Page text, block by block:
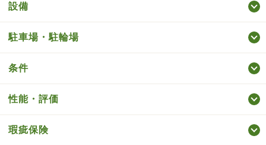
設備
駐車場・駐輪場
条件
性能・評価
瑕疵保険